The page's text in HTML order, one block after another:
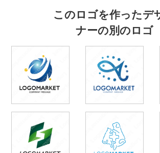
このロゴを作ったデ
ナーの別のロゴ